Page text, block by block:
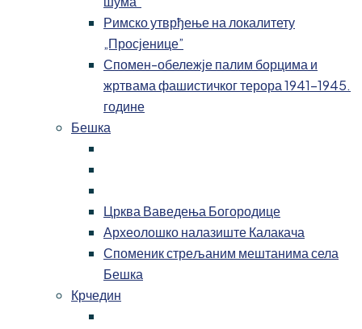
Римско утврђење на локалитету
„Просјенице”
Спомен-обележје палим борцима и
жртвама фашистичког терора 1941-1945.
године
Бешка
Црква Ваведења Богородице
Археолошко налазиште Калакача
Споменик стрељаним мештанима села
Бешка
Крчедин